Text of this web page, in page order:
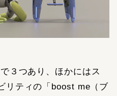
３つあり、ほかにはス
リティの「boost me（ブ